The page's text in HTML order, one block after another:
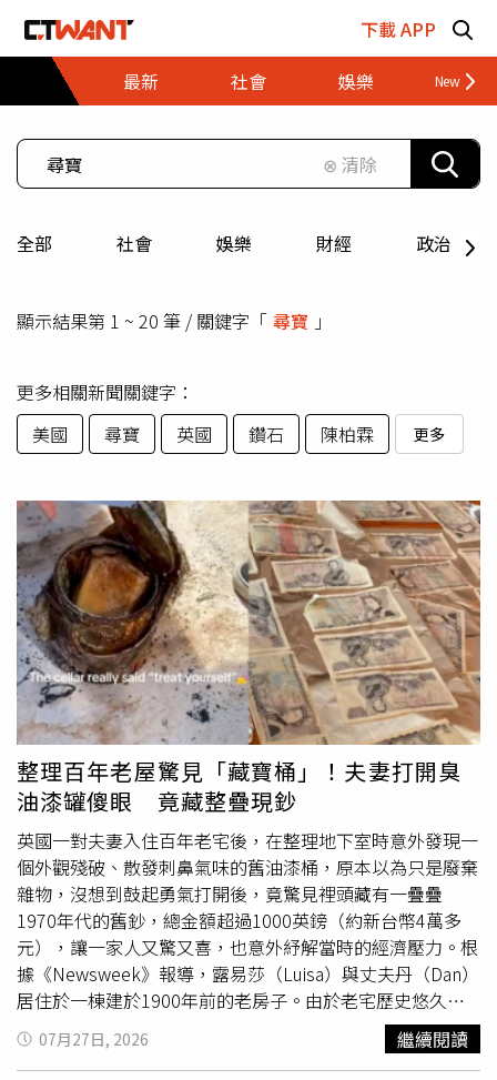
下載 APP
最新
社會 娛樂 財經
⊗ 清除
全部 社會 娛樂 財經 政治
顯示結果第 1 ~ 20 筆 / 關鍵字「 尋寶 」
更多相關新聞關鍵字：
美國
尋寶 英國 鑽石 陳柏霖 更多
整理百年老屋驚見「藏寶桶」！夫妻打開臭
油漆罐傻眼 竟藏整疊現鈔
英國一對夫妻入住百年老宅後，在整理地下室時意外發現一
個外觀殘破、散發刺鼻氣味的舊油漆桶，原本以為只是廢棄
雜物，沒想到鼓起勇氣打開後，竟驚見裡頭藏有一疊疊
1970年代的舊鈔，總金額超過1000英鎊（約新台幣4萬多
元），讓一家人又驚又喜，也意外紓解當時的經濟壓力。根
據《Newsweek》報導，露易莎（Luisa）與丈夫丹（Dan）
居住於一棟建於1900年前的老房子。由於老宅歷史悠久，
屋內藏有不少神祕角落，夫妻倆決定整理地下室時，發現樓
梯下方有一面遭磚牆封住的空間，便動手拆除，想看看裡頭
07月27日, 2026 繼續閱讀